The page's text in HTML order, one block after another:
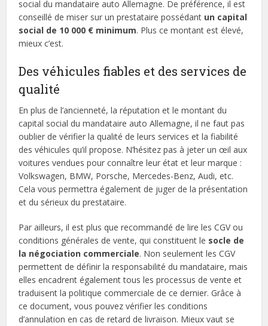
social du mandataire auto Allemagne. De préférence, il est
conseillé de miser sur un prestataire possédant un capital
social de 10 000 € minimum. Plus ce montant est élevé,
mieux c’est.
Des véhicules fiables et des services de
qualité
En plus de l’ancienneté, la réputation et le montant du
capital social du mandataire auto Allemagne, il ne faut pas
oublier de vérifier la qualité de leurs services et la fiabilité
des véhicules qu’il propose. N’hésitez pas à jeter un œil aux
voitures vendues pour connaître leur état et leur marque :
Volkswagen, BMW, Porsche, Mercedes-Benz, Audi, etc.
Cela vous permettra également de juger de la présentation
et du sérieux du prestataire.
Par ailleurs, il est plus que recommandé de lire les CGV ou
conditions générales de vente, qui constituent le socle de
la négociation commerciale. Non seulement les CGV
permettent de définir la responsabilité du mandataire, mais
elles encadrent également tous les processus de vente et
traduisent la politique commerciale de ce dernier. Grâce à
ce document, vous pouvez vérifier les conditions
d’annulation en cas de retard de livraison. Mieux vaut se